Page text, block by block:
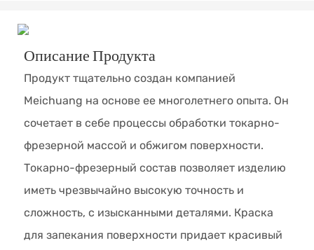
Описание Продукта
Продукт тщательно создан компанией
Meichuang на основе ее многолетнего опыта. Он
сочетает в себе процессы обработки токарно-
фрезерной массой и обжигом поверхности.
Токарно-фрезерный состав позволяет изделию
иметь чрезвычайно высокую точность и
сложность, с изысканными деталями. Краска
для запекания поверхности придает красивый